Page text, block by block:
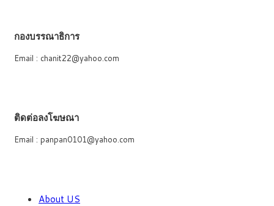
กองบรรณาธิการ
Email : chanit22@yahoo.com
ติดต่อลงโฆษณา
Email : panpan0101@yahoo.com
About US